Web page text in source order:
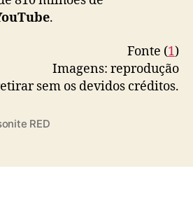
.
Fonte (1)
Imagens: reprodução
sem os devidos créditos.
RED